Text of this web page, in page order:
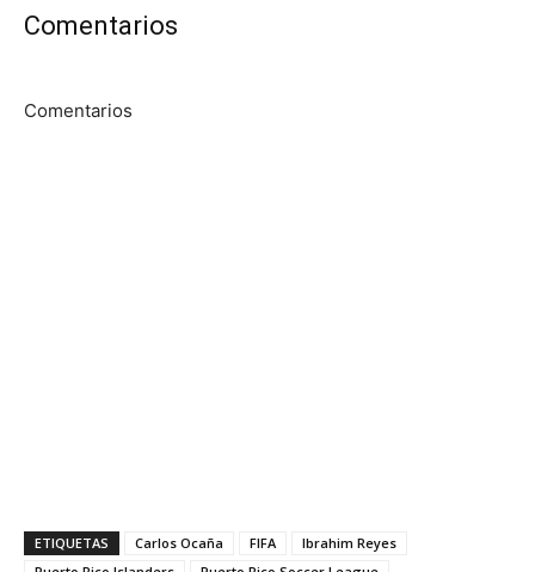
Comentarios
Comentarios
ETIQUETAS Carlos Ocaña FIFA
Ibrahim Reyes